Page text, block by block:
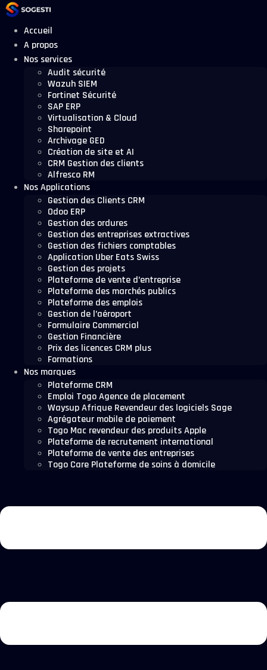
Aller
au
contenuAccueil
A propos
Nos services
Audit sécurité
Wazuh SIEM
Fortinet Sécurité
SAP ERP
Virtualisation & Cloud
Sharepoint
Archivage GED
Création de site et AI
CRM Gestion des clients
Alfresco RM
Nos Applications
Gestion des Clients CRM
Odoo ERP
Gestion des ordures
Gestion des entreprises extractives
Gestion des fichiers comptables
Application Uber Eats Swiss
Gestion des projets
Plateforme de vente d’entreprise
Plateforme des marchés publics
Plateforme des emplois
Gestion de l’aéroport
Formulaire Commercial
Gestion Financière
Prix des licences CRM plus
Formations
Nos marques
Plateforme CRM
Emploi Togo Agence de placement
Waysup Afrique Revendeur des logiciels Sage
Agrégateur mobile de paiement
Togo Mac revendeur des produits Apple
Plateforme de recrutement international
Plateforme de vente des entreprises
Togo Care Plateforme de soins à domicile